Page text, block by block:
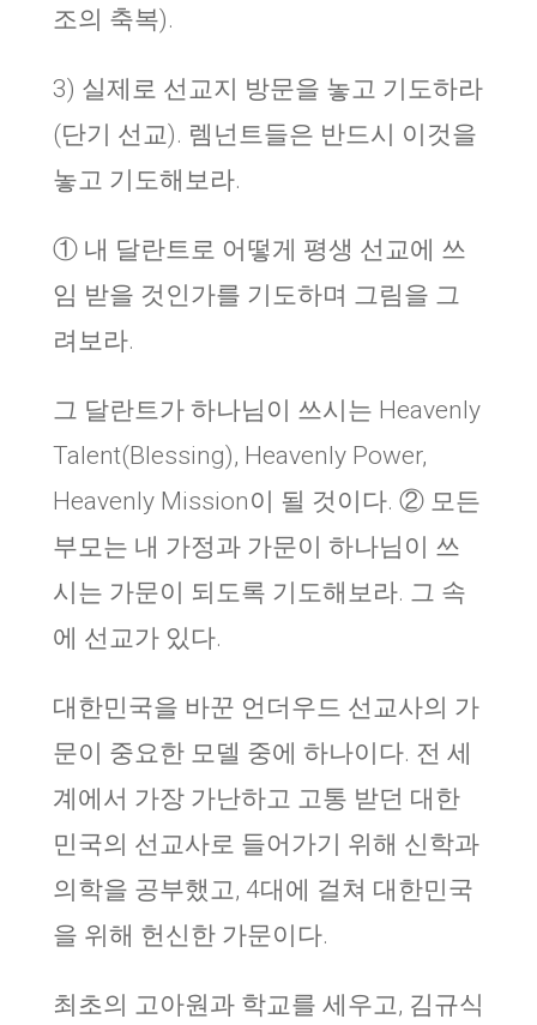
조의 축복).
3) 실제로 선교지 방문을 놓고 기도하라
(단기 선교). 렘넌트들은 반드시 이것을
놓고 기도해보라.
① 내 달란트로 어떻게 평생 선교에 쓰
임 받을 것인가를 기도하며 그림을 그
려보라.
그 달란트가 하나님이 쓰시는 Heavenly
Talent(Blessing), Heavenly Power,
Heavenly Mission이 될 것이다. ② 모든
부모는 내 가정과 가문이 하나님이 쓰
시는 가문이 되도록 기도해보라. 그 속
에 선교가 있다.
대한민국을 바꾼 언더우드 선교사의 가
문이 중요한 모델 중에 하나이다. 전 세
계에서 가장 가난하고 고통 받던 대한
민국의 선교사로 들어가기 위해 신학과
의학을 공부했고, 4대에 걸쳐 대한민국
을 위해 헌신한 가문이다.
최초의 고아원과 학교를 세우고, 김규식